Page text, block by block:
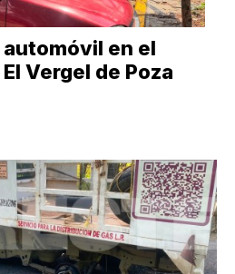
en el
Vergel de Poza